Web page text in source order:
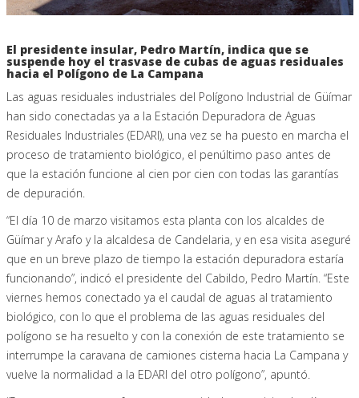
El presidente insular, Pedro Martín, indica que se
suspende hoy el trasvase de cubas de aguas residuales
hacia el Polígono de La Campana
Las aguas residuales industriales del Polígono Industrial de Güímar
han sido conectadas ya a la Estación Depuradora de Aguas
Residuales Industriales (EDARI), una vez se ha puesto en marcha el
proceso de tratamiento biológico, el penúltimo paso antes de
que la estación funcione al cien por cien con todas las garantías
de depuración.
“El día 10 de marzo visitamos esta planta con los alcaldes de
Güímar y Arafo y la alcaldesa de Candelaria, y en esa visita aseguré
que en un breve plazo de tiempo la estación depuradora estaría
funcionando”, indicó el presidente del Cabildo, Pedro Martín. “Este
viernes hemos conectado ya el caudal de aguas al tratamiento
biológico, con lo que el problema de las aguas residuales del
polígono se ha resuelto y con la conexión de este tratamiento se
interrumpe la caravana de camiones cisterna hacia La Campana y
vuelve la normalidad a la EDARI del otro polígono”, apuntó.